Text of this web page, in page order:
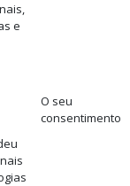
e
O seu
consentimento